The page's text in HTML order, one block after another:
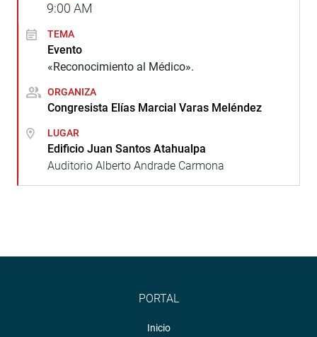
9:00 AM
TEMA
Evento
«Reconocimiento al Médico».
ORGANIZA
Congresista Elías Marcial Varas Meléndez
LUGAR
Edificio Juan Santos Atahualpa
Auditorio Alberto Andrade Carmona
PORTAL
Inicio